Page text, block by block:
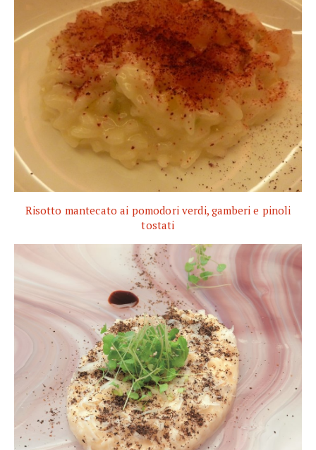
Risotto mantecato ai pomodori verdi, gamberi e pinoli
tostati